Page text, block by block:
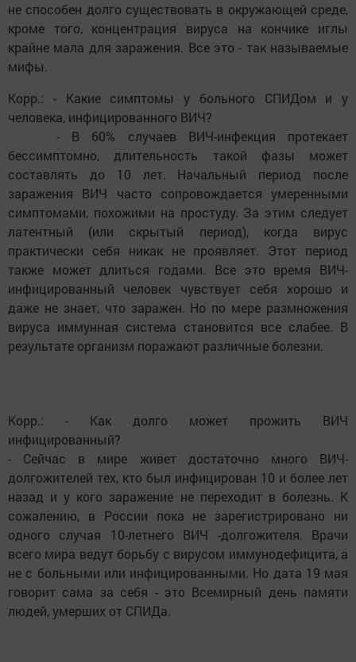
не способен долго существовать в окружающей среде,
кроме того, концентрация вируса на кончике иглы
крайне мала для заражения. Все это - так называемые
мифы.
Корр.: - Какие симптомы у больного СПИДом и у
человека, инфицированного ВИЧ?
- В 60% случаев ВИЧ-инфекция протекает
бессимптомно, длительность такой фазы может
составлять до 10 лет. Начальный период после
заражения ВИЧ часто сопровождается умеренными
симптомами, похожими на простуду. За этим следует
латентный (или скрытый период), когда вирус
практически себя никак не проявляет. Этот период
также может длиться годами. Все это время ВИЧ-
инфицированный человек чувствует себя хорошо и
даже не знает, что заражен. Но по мере размножения
вируса иммунная система становится все слабее. В
результате организм поражают различные болезни.
Корр.: - Как долго может прожить ВИЧ
инфицированный?
- Сейчас в мире живет достаточно много ВИЧ-
долгожителей тех, кто был инфицирован 10 и более лет
назад и у кого заражение не переходит в болезнь. К
сожалению, в России пока не зарегистрировано ни
одного случая 10-летнего ВИЧ -долгожителя. Врачи
всего мира ведут борьбу с вирусом иммунодефицита, а
не с больными или инфицированными. Но дата 19 мая
говорит сама за себя - это Всемирный день памяти
людей, умерших от СПИДа.